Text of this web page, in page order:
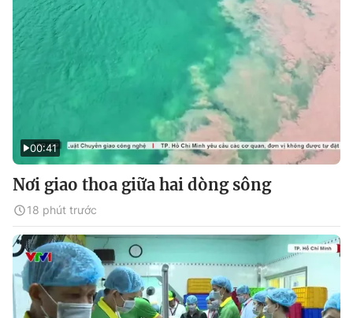
00:41
Nơi giao thoa giữa hai dòng sông
18 phút trước